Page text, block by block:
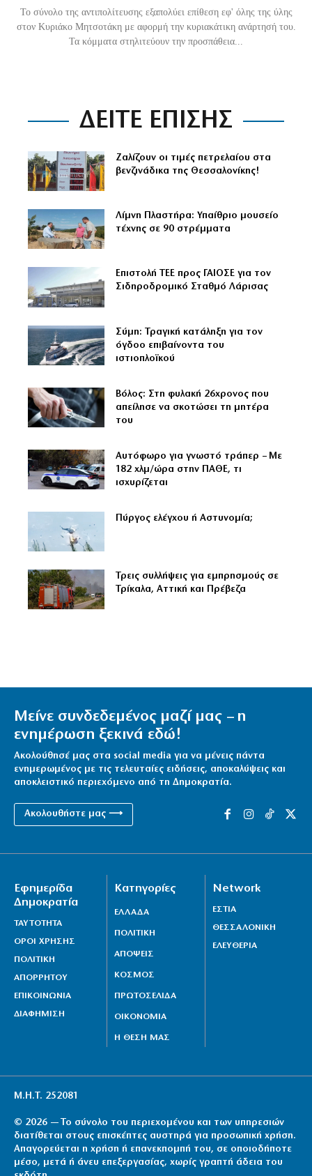
Το σύνολο της αντιπολίτευσης εξαπολύει επίθεση εφ' όλης της ύλης
στον Κυριάκο Μητσοτάκη με αφορμή την κυριακάτικη ανάρτησή του.
Τα κόμματα στηλιτεύουν την προσπάθεια...
ΔΕΙΤΕ ΕΠΙΣΗΣ
Ζαλίζουν οι τιμές πετρελαίου στα
βενζινάδικα της Θεσσαλονίκης!
Λίμνη Πλαστήρα: Υπαίθριο μουσείο
τέχνης σε 90 στρέμματα
Επιστολή ΤΕΕ προς ΓΑΙΟΣΕ για τον
Σιδηροδρομικό Σταθμό Λάρισας
Σύμη: Τραγική κατάληξη για τον
όγδοο επιβαίνοντα του
ιστιοπλοϊκού
Βόλος: Στη φυλακή 26χρονος που
απείλησε να σκοτώσει τη μητέρα
του
Αυτόφωρο για γνωστό τράπερ – Με
182 χλμ/ώρα στην ΠΑΘΕ, τι
ισχυρίζεται
Πύργος ελέγχου ή Αστυνομία;
Τρεις συλλήψεις για εμπρησμούς σε
Τρίκαλα, Αττική και Πρέβεζα
Μείνε συνδεδεμένος μαζί μας – η
ενημέρωση ξεκινά εδώ!
Ακολούθησέ μας στα social media για να μένεις πάντα
ενημερωμένος με τις τελευταίες ειδήσεις, αποκαλύψεις και
αποκλειστικό περιεχόμενο από τη Δημοκρατία.
Ακολουθήστε μας ⟶
Εφημερίδα
Δημοκρατία
ΤΑΥΤΟΤΗΤΑ
ΟΡΟΙ ΧΡΗΣΗΣ
ΠΟΛΙΤΙΚΗ
ΑΠΟΡΡΗΤΟΥ
ΕΠΙΚΟΙΝΩΝΙΑ
ΔΙΑΦΗΜΙΣΗ
Κατηγορίες
ΕΛΛΑΔΑ
ΠΟΛΙΤΙΚΗ
ΑΠΟΨΕΙΣ
ΚΟΣΜΟΣ
ΠΡΩΤΟΣΕΛΙΔΑ
ΟΙΚΟΝΟΜΙΑ
Η ΘΕΣΗ ΜΑΣ
Network
ΕΣΤΙΑ
ΘΕΣΣΑΛΟΝΙΚΗ
ΕΛΕΥΘΕΡΙΑ
Μ.Η.Τ. 252081
© 2026 — Το σύνολο του περιεχομένου και των υπηρεσιών
διατίθεται στους επισκέπτες αυστηρά για προσωπική χρήση.
Απαγορεύεται η χρήση ή επανεκπομπή του, σε οποιοδήποτε
μέσο, μετά ή άνευ επεξεργασίας, χωρίς γραπτή άδεια του